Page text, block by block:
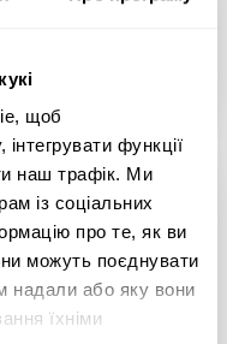
щоб
функції
наш трафік. Ми
із соціальних
про те, як ви
можуть поєднувати
надали або яку вони
їхніми
співробітників за